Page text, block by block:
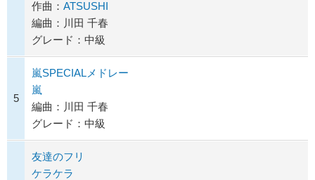
作曲： ATSUSHI
編曲：川田 千春
グレード：中級
5
嵐SPECIALメドレー
嵐
編曲：川田 千春
グレード：中級
友達のフリ
ケラケラ